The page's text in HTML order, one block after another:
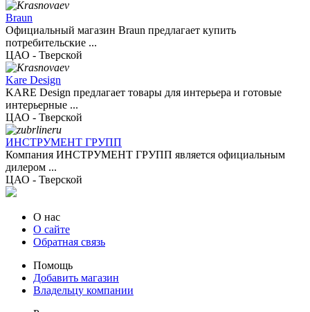
Braun
Официальный магазин Braun предлагает купить
потребительские ...
ЦАО - Тверской
Kare Design
KARE Design предлагает товары для интерьера и готовые
интерьерные ...
ЦАО - Тверской
ИНСТРУМЕНТ ГРУПП
Компания ИНСТРУМЕНТ ГРУПП является официальным
дилером ...
ЦАО - Тверской
О нас
О сайте
Обратная связь
Помощь
Добавить магазин
Владельцу компании